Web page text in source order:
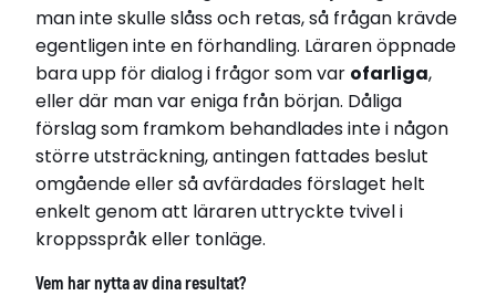
man inte skulle slåss och retas, så frågan krävde
egentligen inte en förhandling. Läraren öppnade
bara upp för dialog i frågor som var ofarliga,
eller där man var eniga från början. Dåliga
förslag som framkom behandlades inte i någon
större utsträckning, antingen fattades beslut
omgående eller så avfärdades förslaget helt
enkelt genom att läraren uttryckte tvivel i
kroppsspråk eller tonläge.
Vem har nytta av dina resultat?